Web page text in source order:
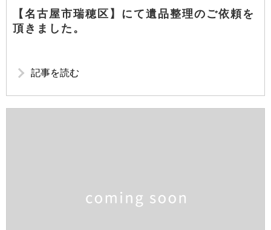
【名古屋市瑞穂区】にて遺品整理のご依頼を
頂きました。
記事を読む